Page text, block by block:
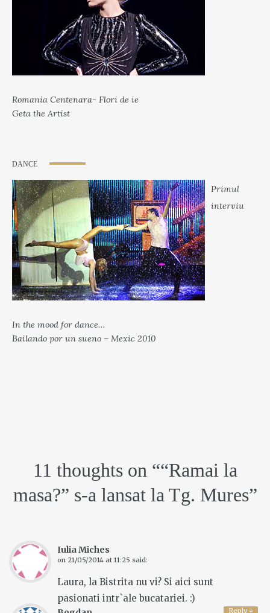
Romania Centenara- Flori de ie
Geta the Artist
DANCE
Primul
interviu
In the mood for dance…
Bailando por un sueno – Mexic 2010
11 thoughts on ““Ramai la
masa?” s-a lansat la Tg. Mures”
Iulia Miches
on 21/05/2014 at 11:25 said:
Laura, la Bistrita nu vi? Si aici sunt
pasionati intr`ale bucatariei. :)
Reply↓